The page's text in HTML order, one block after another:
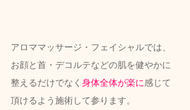
アロママッサージ・フェイシャルでは、
お顔と首・デコルテなどの肌を健やかに
整えるだけでなく 身体全体が楽に感じて
頂けるよう施術して参ります。